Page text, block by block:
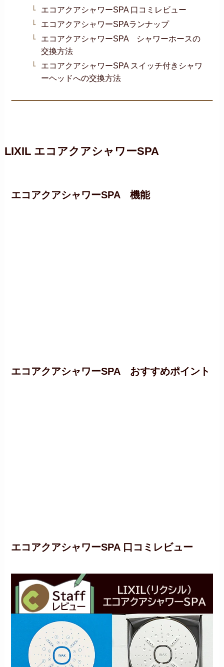
エコアクアシャワーSPA 口コミレビュー
エコアクアシャワーSPAランナップ
エコアクアシャワーSPA シャワーホースの
交換方法
エコアクアシャワーSPA スイッチ付きシャワ
ーヘッドへの交換方法
LIXIL エコアクアシャワーSPA
エコアクアシャワーSPA 機能
エコアクアシャワーSPA おすすめポイント
エコアクアシャワーSPA 口コミレビュー